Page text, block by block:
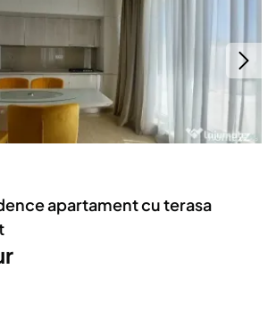
profesionale
si Vehicule
si industriale
apartament cu terasa